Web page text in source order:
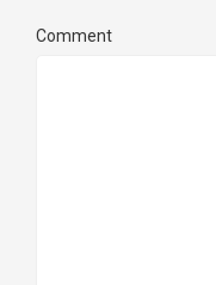
Comment